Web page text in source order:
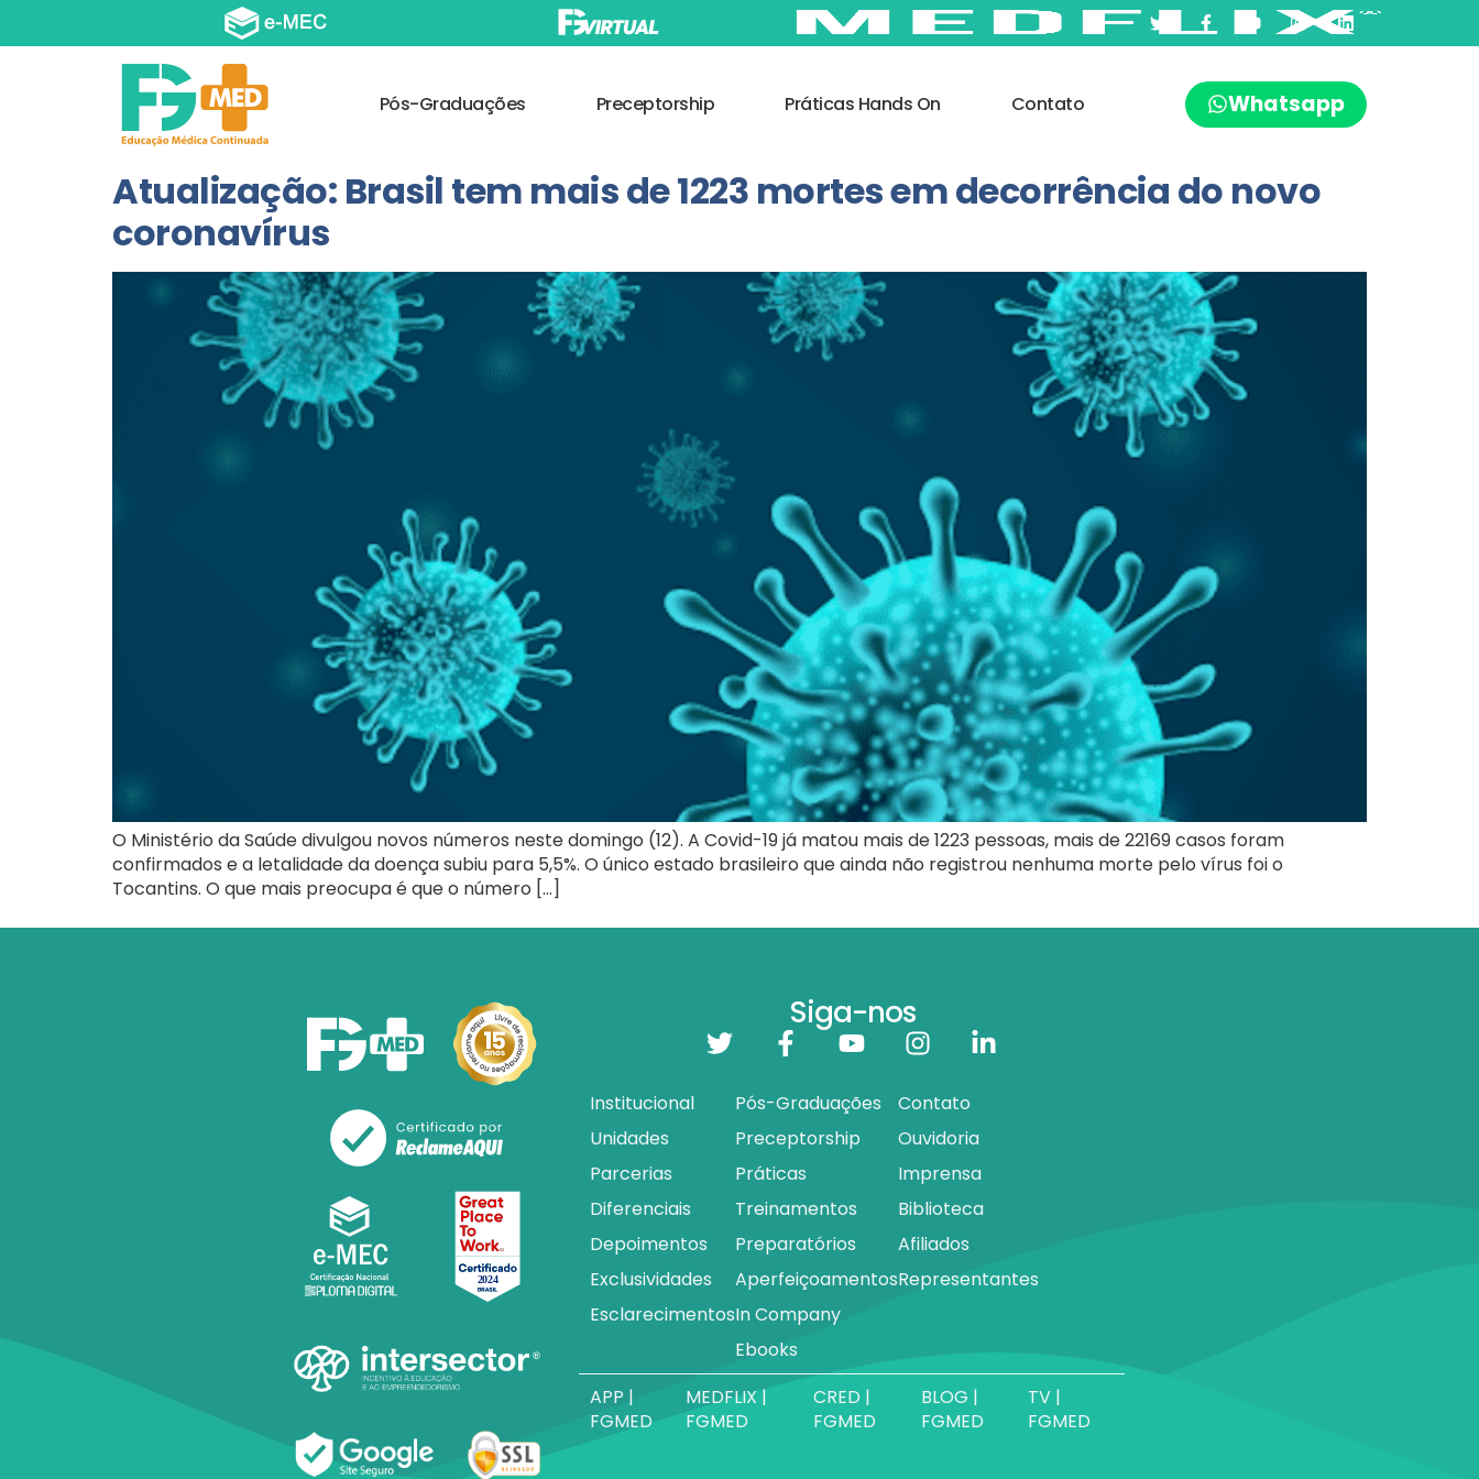
Pós-Graduações Preceptorship Práticas Hands On Contato Whatsapp
Atualização: Brasil tem mais de 1223 mortes em decorrência do novo
coronavírus
O Ministério da Saúde divulgou novos números neste domingo (12). A Covid-19 já matou mais de 1223 pessoas, mais de 22169 casos foram
confirmados e a letalidade da doença subiu para 5,5%. O único estado brasileiro que ainda não registrou nenhuma morte pelo vírus foi o
Tocantins. O que mais preocupa é que o número […]
Siga-nos
Institucional
Unidades
Parcerias
Diferenciais
Depoimentos
Exclusividades
Esclarecimentos
Pós-Graduações
Preceptorship
Práticas
Treinamentos
Preparatórios
Aperfeiçoamentos
In Company
Ebooks
Contato
Ouvidoria
Imprensa
Biblioteca
Afiliados
Representantes
APP |
FGMED
MEDFLIX |
FGMED
CRED |
FGMED
BLOG |
FGMED
TV |
FGMED